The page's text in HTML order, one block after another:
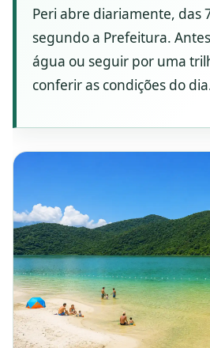
Peri abre diariamente, das
segundo a Prefeitura.
água ou seguir por uma
conferir as condições do